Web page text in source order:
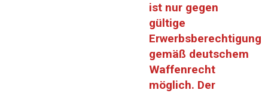
ist nur gegen
gültige
Erwerbsberechtigung
gemäß deutschem
Waffenrecht
möglich. Der